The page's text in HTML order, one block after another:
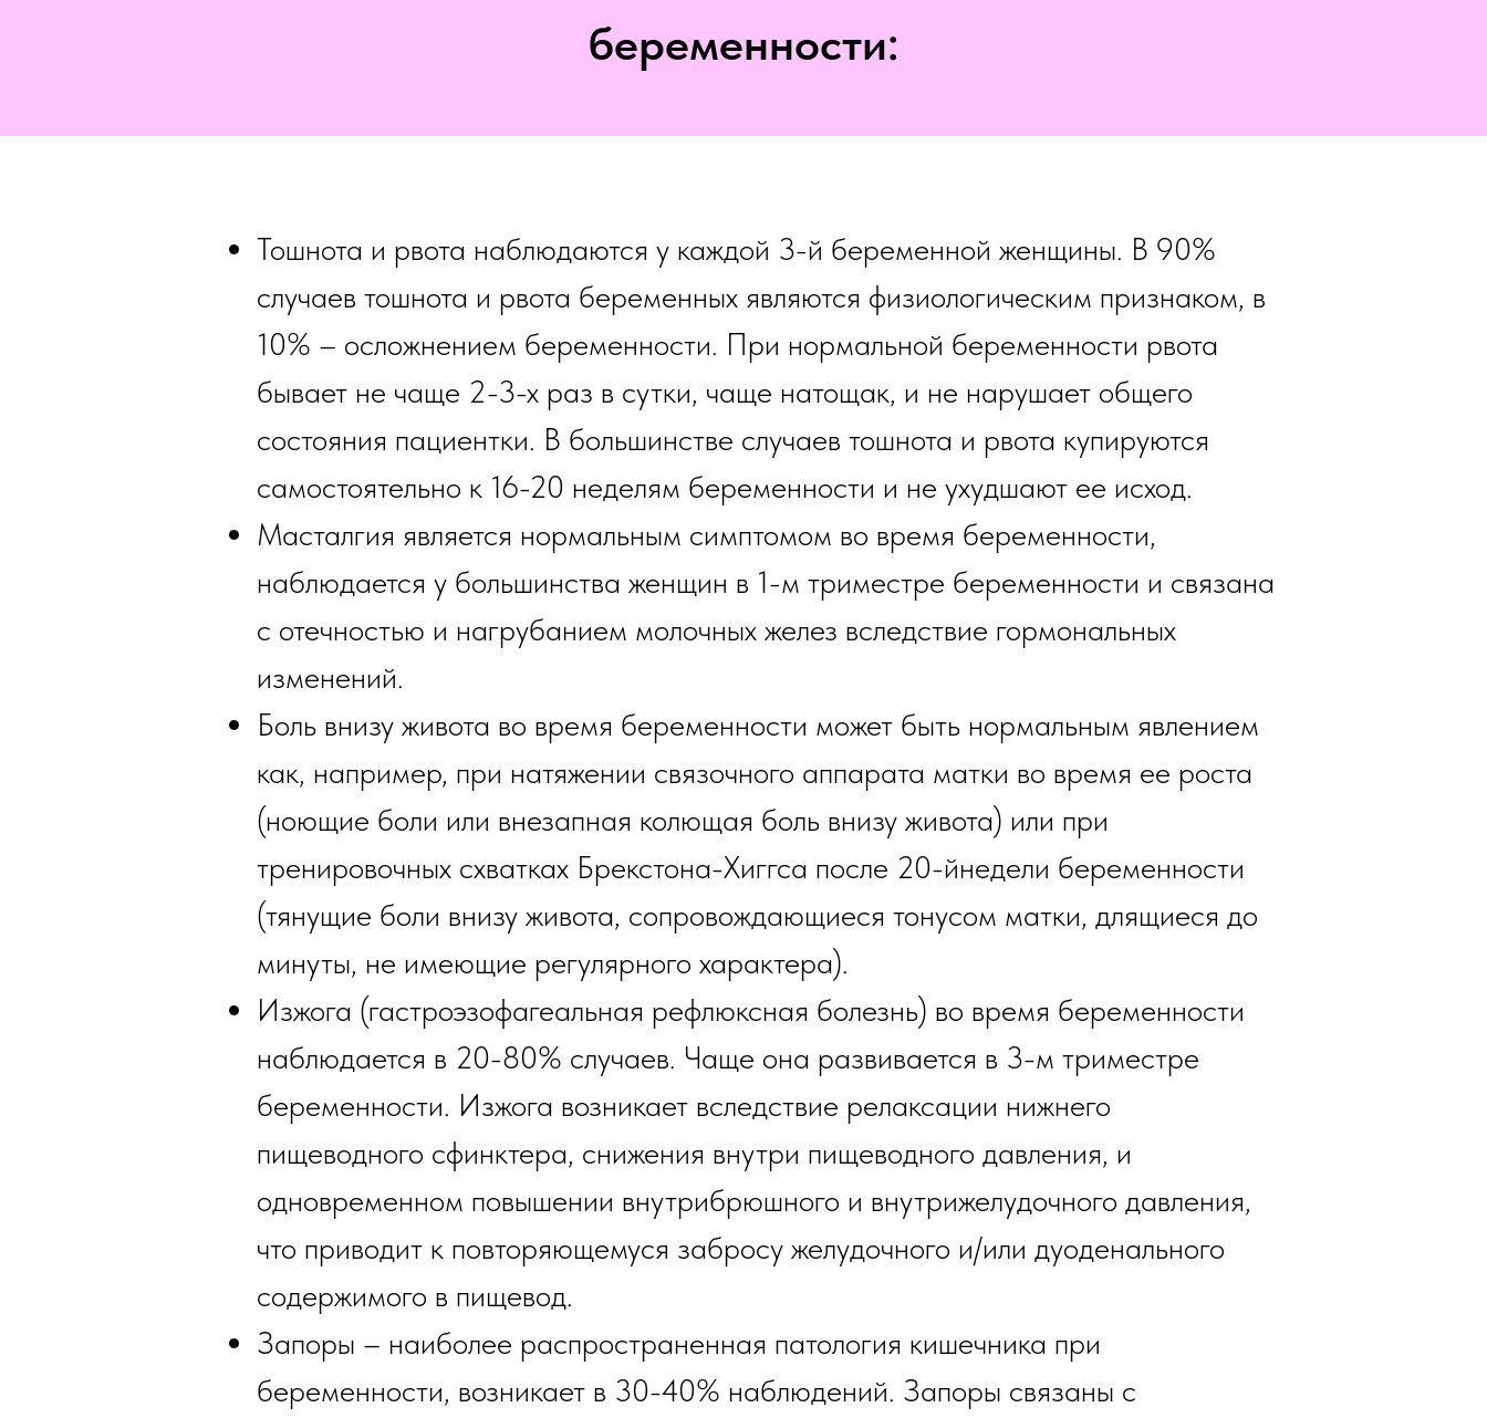
беременности:
Тошнота и рвота наблюдаются у каждой 3-й беременной женщины. В 90%
случаев тошнота и рвота беременных являются физиологическим признаком, в
10% – осложнением беременности. При нормальной беременности рвота
бывает не чаще 2-3-х раз в сутки, чаще натощак, и не нарушает общего
состояния пациентки. В большинстве случаев тошнота и рвота купируются
самостоятельно к 16-20 неделям беременности и не ухудшают ее исход.
Масталгия является нормальным симптомом во время беременности,
наблюдается у большинства женщин в 1-м триместре беременности и связана
с отечностью и нагрубанием молочных желез вследствие гормональных
изменений.
Боль внизу живота во время беременности может быть нормальным явлением
как, например, при натяжении связочного аппарата матки во время ее роста
(ноющие боли или внезапная колющая боль внизу живота) или при
тренировочных схватках Брекстона-Хиггса после 20-йнедели беременности
(тянущие боли внизу живота, сопровождающиеся тонусом матки, длящиеся до
минуты, не имеющие регулярного характера).
Изжога (гастроэзофагеальная рефлюксная болезнь) во время беременности
наблюдается в 20-80% случаев. Чаще она развивается в 3-м триместре
беременности. Изжога возникает вследствие релаксации нижнего
пищеводного сфинктера, снижения внутри пищеводного давления, и
одновременном повышении внутрибрюшного и внутрижелудочного давления,
что приводит к повторяющемуся забросу желудочного и/или дуоденального
содержимого в пищевод.
Запоры – наиболее распространенная патология кишечника при
беременности, возникает в 30-40% наблюдений. Запоры связаны с